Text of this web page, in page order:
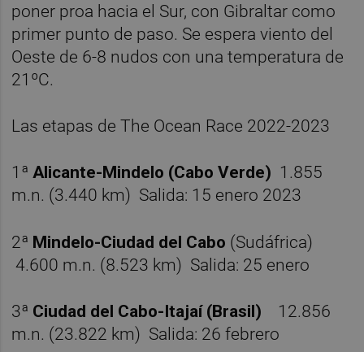
poner proa hacia el Sur, con Gibraltar como
primer punto de paso. Se espera viento del
Oeste de 6-8 nudos con una temperatura de
21ºC.
Las etapas de The Ocean Race 2022-2023
1ªAlicante-Mindelo (Cabo Verde) 1.855
m.n. (3.440 km) Salida: 15 enero 2023
2ª Mindelo-Ciudad del Cabo (Sudáfrica)
4.600 m.n. (8.523 km) Salida: 25 enero
3ª Ciudad del Cabo-Itajaí (Brasil) 12.856
m.n. (23.822 km) Salida: 26 febrero